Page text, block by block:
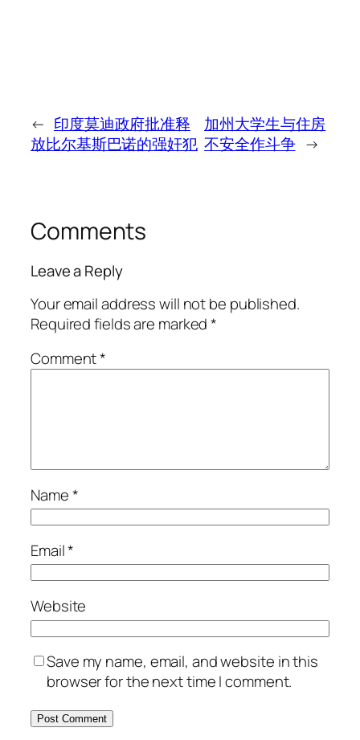
← 印度莫迪政府批准释
放比尔基斯巴诺的强奸犯
加州大学生与住房
不安全作斗争 →
Comments
Leave a Reply
Your email address will not be published.
Required fields are marked*
Comment*
Name*
Email*
Website
Save my name, email, and website in this
browser for the next time I comment.